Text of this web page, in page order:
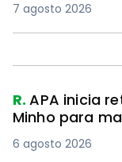
7 agosto 2026
R.APA inicia
Minho para
6 agosto 2026